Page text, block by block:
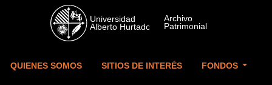
Skip to main content
QUIENES SOMOS SITIOS DE INTERÉS FONDOS